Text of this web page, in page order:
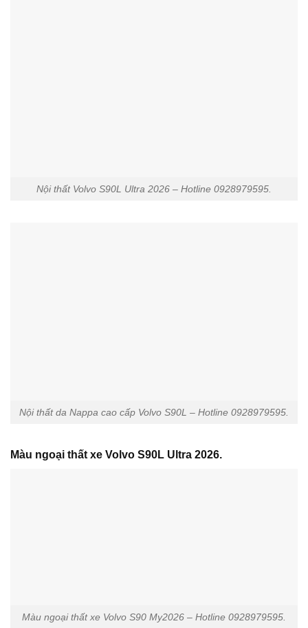
Nội thất Volvo S90L Ultra 2026 – Hotline 0928979595.
Nội thất da Nappa cao cấp Volvo S90L – Hotline 0928979595.
Màu ngoại thất xe Volvo S90L Ultra 2026.
Màu ngoại thất xe Volvo S90 My2026 – Hotline 0928979595.